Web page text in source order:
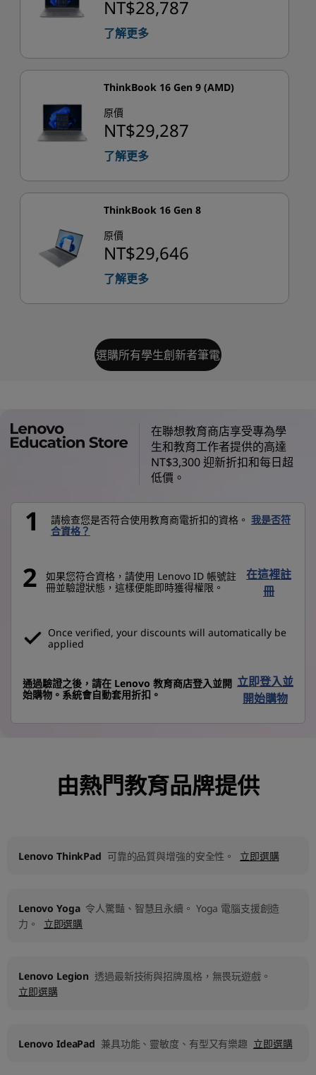
NT$28,787
了解更多
ThinkBook 16 Gen 9 (AMD)
原價
NT$29,287
了解更多
ThinkBook 16 Gen 8
原價
NT$29,646
了解更多
選購所有學生創新者筆電
在聯想教育商店享受專為學
生和教育工作者提供的高達
NT$3,300 迎新折扣和每日超
低價。
1 請檢查您是否符合使用教育商電折扣的資格。 我是否符
合資格？
2
如果您符合資格，請使用 Lenovo ID 帳號註
冊並驗證狀態，這樣便能即時獲得權限。
在這裡註
冊
Once verified, your discounts will automatically be
applied
通過驗證之後，請在 Lenovo 教育商店登入並開
始購物。系統會自動套用折扣。
立即登入並
開始購物
由熱門教育品牌提供
Lenovo ThinkPad 可靠的品質與增強的安全性。 立即選購
Lenovo Yoga 令人驚豔、智慧且永續。 Yoga 電腦支援創造
力。
立即選購
Lenovo Legion 透過最新技術與招牌風格，無畏玩遊戲。
立即選購
Lenovo IdeaPad 兼具功能、靈敏度、有型又有樂趣 立即選購